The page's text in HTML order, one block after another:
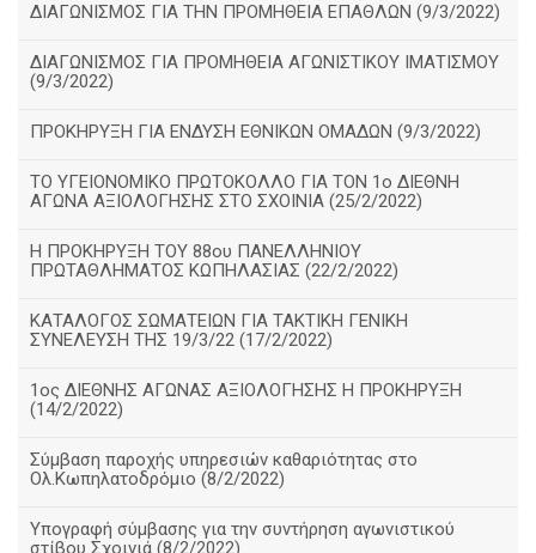
ΔΙΑΓΩΝΙΣΜΟΣ ΓΙΑ ΤΗΝ ΠΡΟΜΗΘΕΙΑ ΕΠΑΘΛΩΝ (9/3/2022)
ΔΙΑΓΩΝΙΣΜΟΣ ΓΙΑ ΠΡΟΜΗΘΕΙΑ ΑΓΩΝΙΣΤΙΚΟΥ ΙΜΑΤΙΣΜΟΥ
(9/3/2022)
ΠΡΟΚΗΡΥΞΗ ΓΙΑ ΕΝΔΥΣΗ ΕΘΝΙΚΩΝ ΟΜΑΔΩΝ (9/3/2022)
ΤΟ ΥΓΕΙΟΝΟΜΙΚΟ ΠΡΩΤΟΚΟΛΛΟ ΓΙΑ ΤΟΝ 1ο ΔΙΕΘΝΗ
ΑΓΩΝΑ ΑΞΙΟΛΟΓΗΣΗΣ ΣΤΟ ΣΧΟΙΝΙΑ (25/2/2022)
Η ΠΡΟΚΗΡΥΞΗ ΤΟΥ 88ου ΠΑΝΕΛΛΗΝΙΟΥ
ΠΡΩΤΑΘΛΗΜΑΤΟΣ ΚΩΠΗΛΑΣΙΑΣ (22/2/2022)
ΚΑΤΑΛΟΓΟΣ ΣΩΜΑΤΕΙΩΝ ΓΙΑ ΤΑΚΤΙΚΗ ΓΕΝΙΚΗ
ΣΥΝΕΛΕΥΣΗ ΤΗΣ 19/3/22 (17/2/2022)
1ος ΔΙΕΘΝΗΣ ΑΓΩΝΑΣ ΑΞΙΟΛΟΓΗΣΗΣ Η ΠΡΟΚΗΡΥΞΗ
(14/2/2022)
Σύμβαση παροχής υπηρεσιών καθαριότητας στο
Ολ.Κωπηλατοδρόμιο (8/2/2022)
Υπογραφή σύμβασης για την συντήρηση αγωνιστικού
στίβου Σχοινιά (8/2/2022)